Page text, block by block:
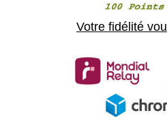
Votre fidélité